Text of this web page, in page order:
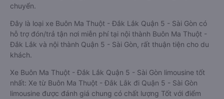
chuyển.
Đây là loại xe Buôn Ma Thuột - Đắk Lắk Quận 5 - Sài Gòn có
hỗ trợ đón/trả tận nơi miễn phí tại nội thành Buôn Ma Thuột -
Đắk Lắk và nội thành Quận 5 - Sài Gòn, rất thuận tiện cho du
khách.
Xe Buôn Ma Thuột - Đắk Lắk Quận 5 - Sài Gòn limousine tốt
nhất: Xe từ Buôn Ma Thuột - Đắk Lắk đi Quận 5 - Sài Gòn
limousine được đánh giá chung có chất lượng Tốt với điểm